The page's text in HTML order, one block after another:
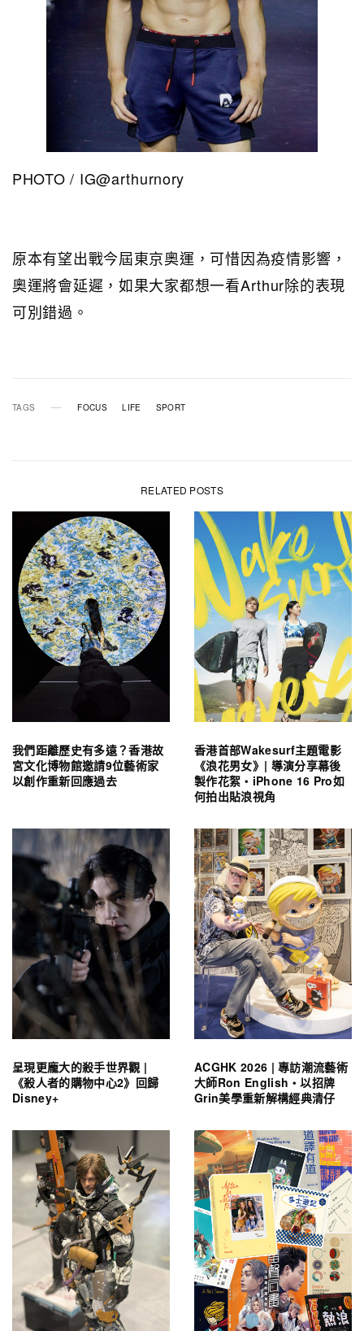
PHOTO / IG@arthurnory
原本有望出戰今屆東京奧運，可惜因為疫情影響，
奧運將會延遲，如果大家都想一看Arthur除的表現
可別錯過。
TAGS FOCUS LIFE SPORT
RELATED POSTS
我們距離歷史有多遠？香港故
宮文化博物館邀請9位藝術家
以創作重新回應過去
香港首部Wakesurf主題電影
《浪花男女》| 導演分享幕後
製作花絮・iPhone 16 Pro如
何拍出貼浪視角
呈現更龐大的殺手世界觀 |
《殺人者的購物中心2》回歸
Disney+
ACGHK 2026 | 專訪潮流藝術
大師Ron English・以招牌
Grin美學重新解構經典清仔